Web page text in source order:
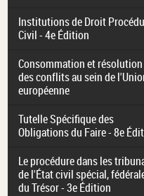
Institutions de Droit
Civil - 4e Édition
Consommation et résolution
des conflits au sein de
européenne
Tutelle Spécifique des
Obligations du Faire - 8e
Le procédure dans les
de l'État civil spécial,
du Trésor - 3e Édition